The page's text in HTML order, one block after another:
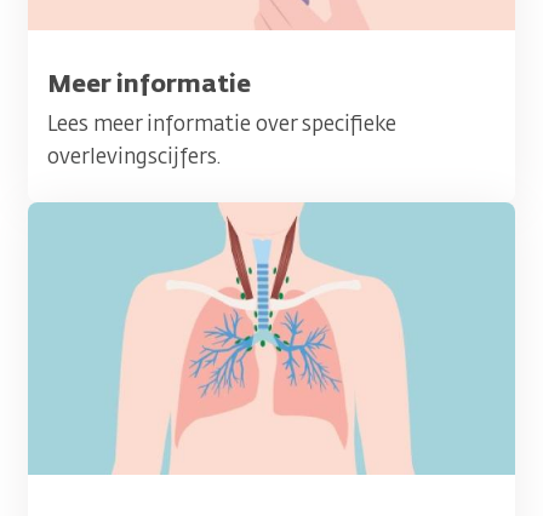
Titel
Meer informatie
Lees meer informatie over specifieke
overlevingscijfers.
Afbeelding